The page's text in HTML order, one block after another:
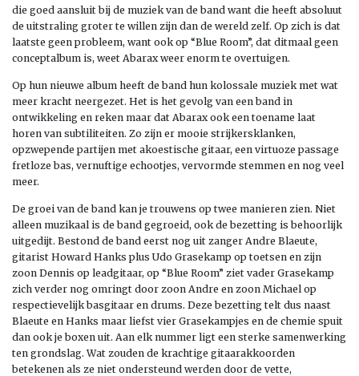
die goed aansluit bij de muziek van de band want die heeft absoluut
de uitstraling groter te willen zijn dan de wereld zelf. Op zich is dat
laatste geen probleem, want ook op “Blue Room”, dat ditmaal geen
conceptalbum is, weet Abarax weer enorm te overtuigen.
Op hun nieuwe album heeft de band hun kolossale muziek met wat
meer kracht neergezet. Het is het gevolg van een band in
ontwikkeling en reken maar dat Abarax ook een toename laat
horen van subtiliteiten. Zo zijn er mooie strijkersklanken,
opzwepende partijen met akoestische gitaar, een virtuoze passage
fretloze bas, vernuftige echootjes, vervormde stemmen en nog veel
meer.
De groei van de band kan je trouwens op twee manieren zien. Niet
alleen muzikaal is de band gegroeid, ook de bezetting is behoorlijk
uitgedijt. Bestond de band eerst nog uit zanger Andre Blaeute,
gitarist Howard Hanks plus Udo Grasekamp op toetsen en zijn
zoon Dennis op leadgitaar, op “Blue Room” ziet vader Grasekamp
zich verder nog omringt door zoon Andre en zoon Michael op
respectievelijk basgitaar en drums. Deze bezetting telt dus naast
Blaeute en Hanks maar liefst vier Grasekampjes en de chemie spuit
dan ook je boxen uit. Aan elk nummer ligt een sterke samenwerking
ten grondslag. Wat zouden de krachtige gitaarakkoorden
betekenen als ze niet ondersteund werden door de vette,